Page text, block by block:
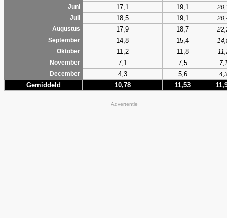
Juni
17,1 19,1
Juli
18,5 19,1
Augustus
17,9 18,7
September
14,8 15,4
Oktober
11,2 11,8
November
7,1 7,5
December
4,3 5,6
Gemiddeld 10,78 11,53
Advertentie